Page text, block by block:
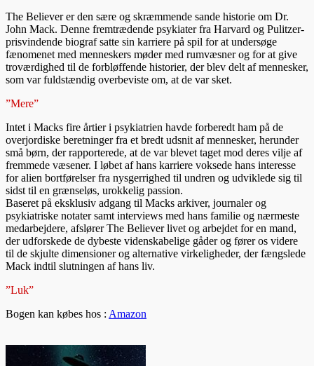
The Believer er den sære og skræmmende sande historie om Dr.
John Mack. Denne fremtrædende psykiater fra Harvard og Pulitzer-
prisvindende biograf satte sin karriere på spil for at undersøge
fænomenet med menneskers møder med rumvæsner og for at give
troværdighed til de forbløffende historier, der blev delt af mennesker,
som var fuldstændig overbeviste om, at de var sket.
”Mere”
Intet i Macks fire årtier i psykiatrien havde forberedt ham på de
overjordiske beretninger fra et bredt udsnit af mennesker, herunder
små børn, der rapporterede, at de var blevet taget mod deres vilje af
fremmede væsener. I løbet af hans karriere voksede hans interesse
for alien bortførelser fra nysgerrighed til undren og udviklede sig til
sidst til en grænseløs, urokkelig passion.
Baseret på eksklusiv adgang til Macks arkiver, journaler og
psykiatriske notater samt interviews med hans familie og nærmeste
medarbejdere, afslører The Believer livet og arbejdet for en mand,
der udforskede de dybeste videnskabelige gåder og fører os videre
til de skjulte dimensioner og alternative virkeligheder, der fængslede
Mack indtil slutningen af hans liv.
”Luk”
Bogen kan købes hos : Amazon